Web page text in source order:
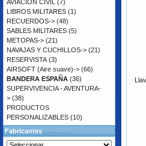
AVIACIÓN CIVIL (7)
LIBROS MILITARES (1)
RECUERDOS-> (48)
SABLES MILITARES (5)
METOPAS-> (21)
NAVAJAS Y CUCHILLOS-> (21)
RESERVISTA (3)
AIRSOFT (Aire suave)-> (66)
BANDERA ESPAÑA (36)
SUPERVIVENCIA - AVENTURA-
> (38)
PRODUCTOS
PERSONALIZABLES (10)
Fabricantes